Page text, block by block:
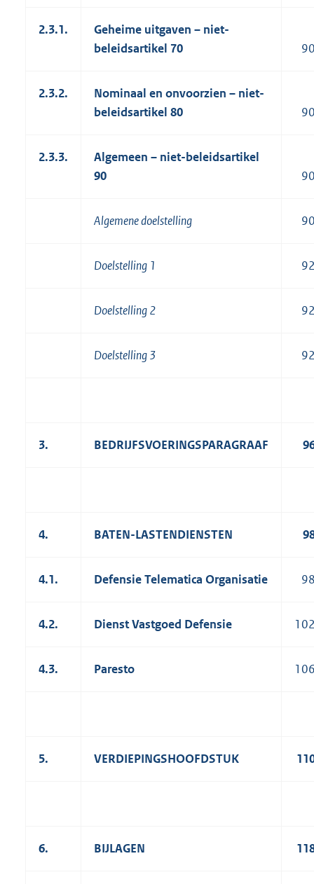
2.3.1.
Geheime uitgaven – niet-
beleidsartikel 70
2.3.2.
Nominaal en onvoorzien – niet-
beleidsartikel 80
2.3.3.
Algemeen – niet-beleidsartikel
90
Algemene doelstelling
Doelstelling 1
Doelstelling 2
Doelstelling 3
3. BEDRIJFSVOERINGSPARAGRAAF
4. BATEN-LASTENDIENSTEN
4.1. Defensie Telematica Organisatie
4.2. Dienst Vastgoed Defensie
4.3. Paresto
5. VERDIEPINGSHOOFDSTUK
6. BIJLAGEN